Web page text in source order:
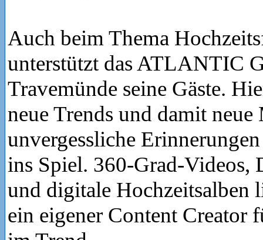
Auch beim Thema
unterstützt das ATLANTIC
Travemünde seine Gäste.
neue Trends und damit
unvergessliche
ins Spiel. 360-Grad-Videos,
und digitale Hochzeitsalben
ein eigener Content Creator